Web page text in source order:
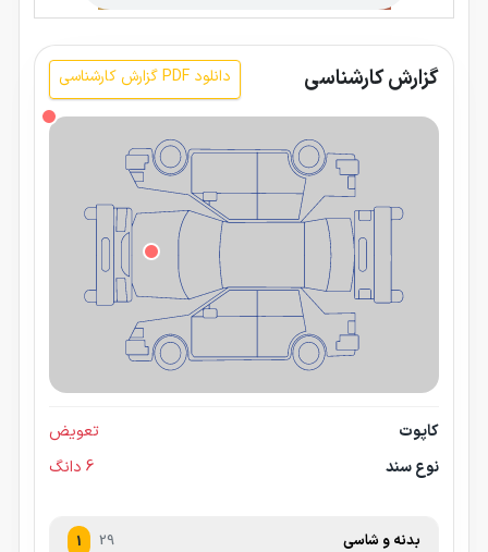
گزارش کارشناسی دانلود PDF گزارش کارشناسی
کاپوت
تعویض
نوع سند
6 دانگ
بدنه و شاسی 29
1